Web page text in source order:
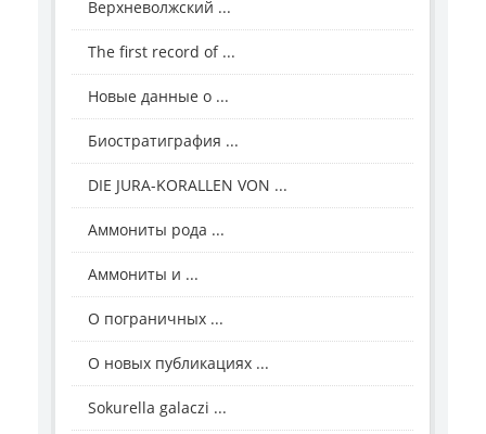
Верхневолжский ...
The first record of ...
Новые данные о ...
Биостратиграфия ...
DIE JURA-KORALLEN VON ...
Аммониты рода ...
Аммониты и ...
О пограничных ...
О новых публикациях ...
Sokurella galaczi ...